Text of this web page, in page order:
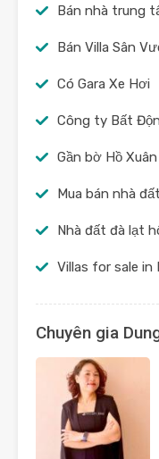
Bán nhà trung
Bán Villa Sân
Có Gara Xe Hơi
Công ty Bất
Gần bờ Hồ
Mua bán nhà
Nhà đất đà lạt
Villas for sale in
Chuyên gia